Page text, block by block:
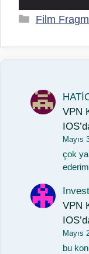
Kategoriler
Film
VPN
Mayıs
çok
Invest
VPN
Mayıs
bu